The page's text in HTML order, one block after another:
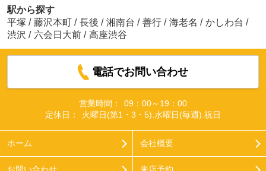
駅から探す
平塚 / 藤沢本町 / 長後 / 湘南台 / 善行 / 海老名 / かしわ台 /
渋沢 / 六会日大前 / 高座渋谷
電話でお問い合わせ
営業時間：
09：00～19：00
定休日：
火曜日(第1・3・5).水曜日(毎週).祝日
ホーム 会社概要